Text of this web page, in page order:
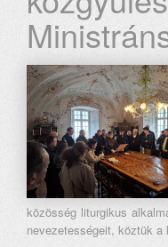
közösség liturgikus
nevezetességeit, köztük